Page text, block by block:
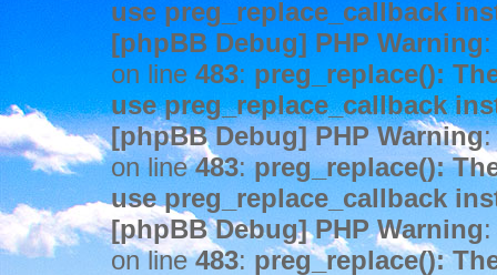
use preg_replace_callback
[phpBB Debug] PHP Warning
on line 483: preg_replace():
use preg_replace_callback
[phpBB Debug] PHP Warning:
on line483:preg_replace():
use preg_replace_callback
[phpBB Debug] PHP Warning
on line483: preg_replace():